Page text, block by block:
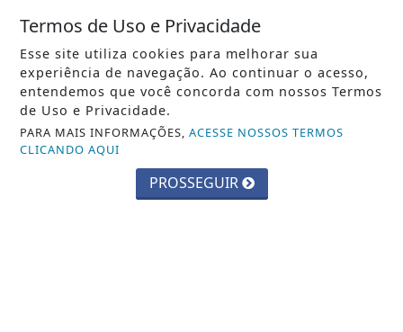
TURISMO
INFORMAÇÕES
CONTATO
PAINEL DO USUÁRIO
EXPEDIENTE
TERMOS DE USO E PRIVACIDADE
Termos de Uso e Privacidade
Esse site utiliza cookies para melhorar sua
experiência de navegação. Ao continuar o acesso,
entendemos que você concorda com nossos Termos
de Uso e Privacidade.
PARA MAIS INFORMAÇÕES,ACESSE NOSSOS TERMOS
CLICANDO AQUI
PROSSEGUIR